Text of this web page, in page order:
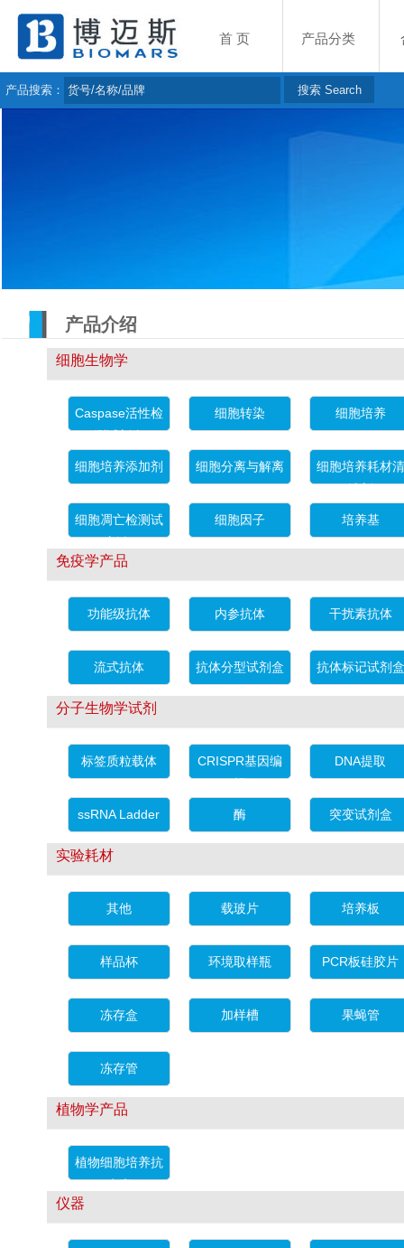
首 页 产品分类
产品搜索：
产品介绍
细胞生物学
Caspase活性检
测试剂盒
细胞转染 细胞培养
细胞培养添加剂 细胞分离与解离 细胞培养耗材清
洗剂
细胞凋亡检测试
剂盒
细胞因子 培养基
免疫学产品
功能级抗体 内参抗体 干扰素抗体
流式抗体 抗体分型试剂盒 抗体标记试剂盒
分子生物学试剂
标签质粒载体 CRISPR基因编
辑
DNA提取
ssRNA Ladder 酶 突变试剂盒
实验耗材
其他 载玻片 培养板
样品杯 环境取样瓶 PCR板硅胶片
冻存盒 加样槽 果蝇管
冻存管
植物学产品
植物细胞培养抗
生素
仪器